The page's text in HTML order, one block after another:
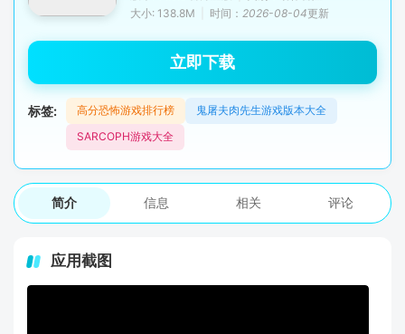
大小: 138.8M
时间： 2026-08-04更新
立即下载
标签: 高分恐怖游戏排行榜
鬼屠夫肉先生游戏版本大全
SARCOPH游戏大全
简介 信息 相关 评论
应用截图